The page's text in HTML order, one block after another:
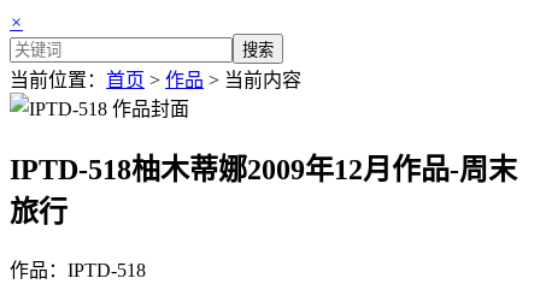
×
搜索
当前位置： 首页 > 作品 > 当前内容
IPTD-518柚木蒂娜2009年12月作品-周末
旅行
作品：IPTD-518